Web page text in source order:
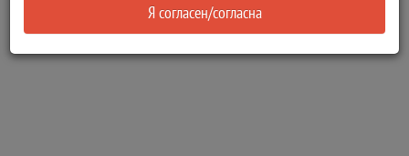
Я согласен/согласна